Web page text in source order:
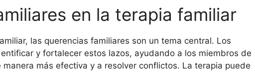
en la terapia familiar
las querencias familiares son un tema central. Los
y fortalecer estos lazos, ayudando a los miembros de
más efectiva y a resolver conflictos. La terapia puede